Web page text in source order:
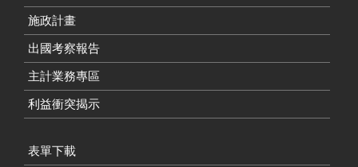
施政計畫
出國考察報告
主計業務專區
利益衝突揭示
表單下載